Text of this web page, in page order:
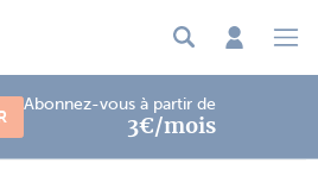
Abonnez-vous à partir de
3€/mois